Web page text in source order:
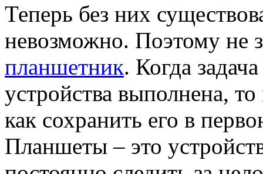
Теперь без них
невозможно. Поэтому не
планшетник. Когда
устройства выполнена,
как сохранить его в
Планшеты – это